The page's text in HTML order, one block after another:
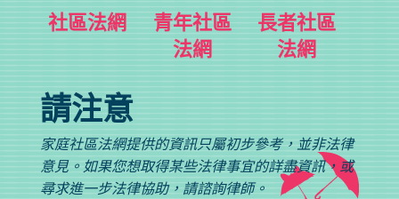
社區法網
青年社區
法網
長者社區
法網
請注意
家庭社區法網提供的資訊只屬初步參考，並非法律
意見。如果您想取得某些法律事宜的詳盡資訊，或
尋求進一步法律協助，請諮詢律師。